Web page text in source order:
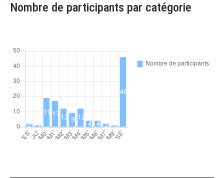
Nombre de participants par catégorie